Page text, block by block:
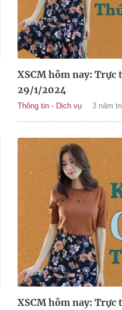
XSCM hôm nay: Trực
29/1/2024
Thông tin - Dịch vụ 3 năm
XSCM hôm nay: Trực